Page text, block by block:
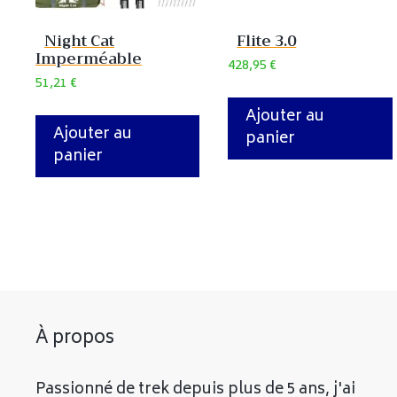
Night Cat
Imperméable
51,21 €
Ajouter au
panier
Flite 3.0
428,95€
Ajouter au
panier
À propos
Passionné de trek depuis plus de 5 ans, j'ai